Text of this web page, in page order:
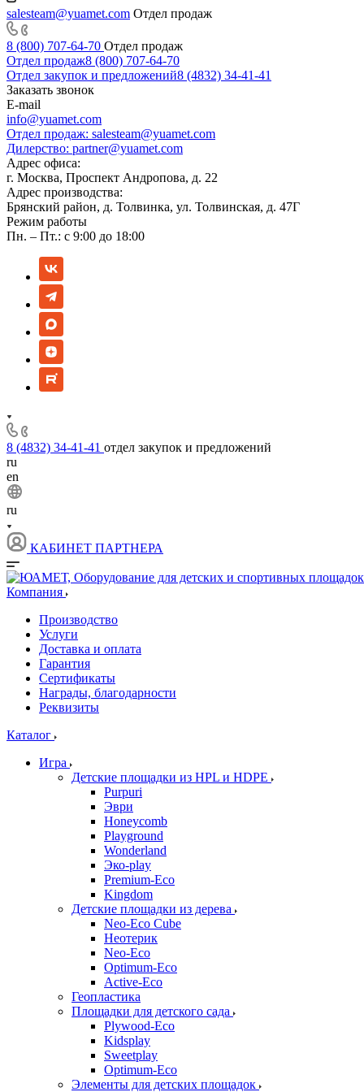
salesteam@yuamet.com Отдел продаж
8 (800) 707-64-70 Отдел продаж
Отдел продаж8 (800) 707-64-70
Отдел закупок и предложений8 (4832) 34-41-41
Заказать звонок
E-mail
info@yuamet.com
Отдел продаж: salesteam@yuamet.com
Дилерство: partner@yuamet.com
Адрес офиса:
г. Москва, Проспект Андропова, д. 22
Адрес производства:
Брянский район, д. Толвинка, ул. Толвинская, д. 47Г
Режим работы
Пн. – Пт.: с 9:00 до 18:00
8 (4832) 34-41-41 отдел закупок и предложений
ru
en
ru
КАБИНЕТ ПАРТНЕРА
Компания
Производство
Услуги
Доставка и оплата
Гарантия
Сертификаты
Награды, благодарности
Реквизиты
Каталог
Игра
Детские площадки из HPL и HDPE
Purpuri
Эври
Honeycomb
Playground
Wonderland
Эко-play
Premium-Eco
Kingdom
Детские площадки из дерева
Neo-Eco Cube
Неотерик
Neo-Eco
Оptimum-Еco
Active-Eco
Геопластика
Площадки для детского сада
Plywood-Eco
Kidsplay
Sweetplay
Оptimum-Еco
Элементы для детских площадок